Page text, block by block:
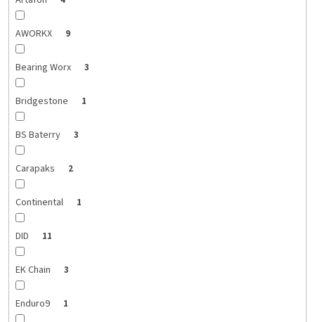
AWORKX 9
Bearing Worx 3
Bridgestone 1
BS Baterry 3
Carapaks 2
Continental 1
DID 11
EK Chain 3
Enduro9 1